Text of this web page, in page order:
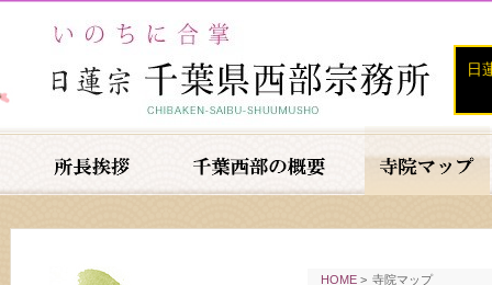
日
HOME > 寺院マップ